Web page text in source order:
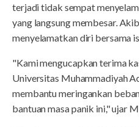
terjadi tidak sempat
yang langsung membesar.
menyelamatkan diri bersama
"Kami mengucapkan terima
Universitas Muhammadiyah
membantu meringankan
bantuan masa panik ini," ujar